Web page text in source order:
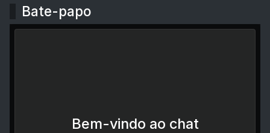
Bate-papo
Bem-vindo ao chat